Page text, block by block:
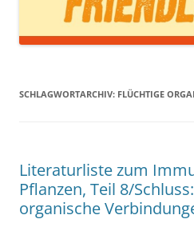
SCHLAGWORTARCHIV: FLÜCHTIGE
Literaturliste zum
Pflanzen, Teil 8/
organische